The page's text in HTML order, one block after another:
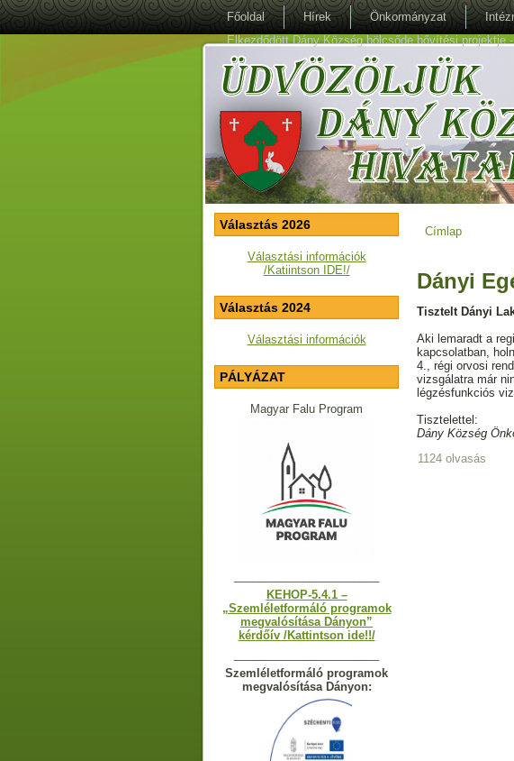
Főoldal Hírek Önkormányzat
Elkezdődött Dány Község bölcsőde bővítési projektje
Választás 2026
Választási információk
/Katiintson IDE!/
Választás 2024
Választási információk
PÁLYÁZAT
Magyar Falu Program
KEHOP-5.4.1 –
„Szemléletformáló programok
megvalósítása Dányon”
kérdőív /Kattintson ide!!/
Szemléletformáló programok
megvalósítása Dányon:
Jelenlegi
Címlap
Dányi
Tisztelt Dányi
Aki lemaradt a
kapcsolatban,
4., régi orvosi
vizsgálatra már
légzésfunkciós
Tisztelettel:
Dány Község
1124 olvasás